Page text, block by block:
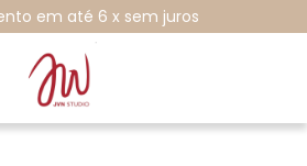
em até 6 x sem juros